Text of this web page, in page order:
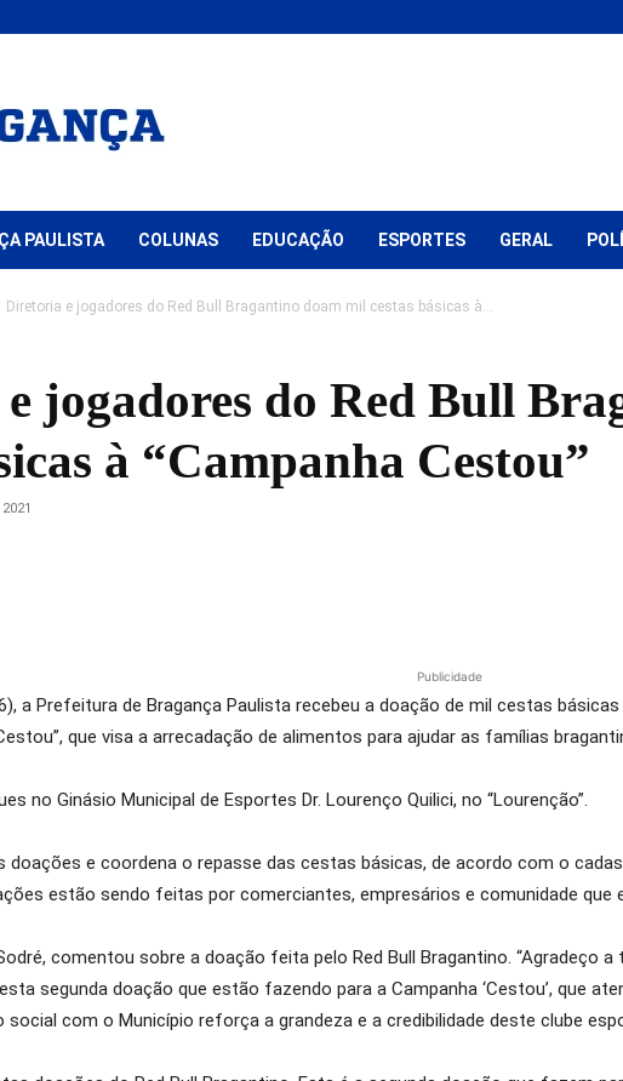
PAULISTA COLUNAS EDUCAÇÃO ESPORTES GERAL
Diretoria e jogadores do Red Bull Bragantino doam mil cestas básicas à...
jogadores do Red Bull
à “Campanha Cestou”
Publicidade
a Prefeitura de Bragança Paulista recebeu a doação de mil cestas
que visa a arrecadação de alimentos para ajudar as famílias
no Ginásio Municipal de Esportes Dr. Lourenço Quilici, no “Lourenção”.
doações e coordena o repasse das cestas básicas, de acordo com o
estão sendo feitas por comerciantes, empresários e comunidade que
comentou sobre a doação feita pelo Red Bull Bragantino. “Agradeço
segunda doação que estão fazendo para a Campanha ‘Cestou’, que
social com o Município reforça a grandeza e a credibilidade deste clube